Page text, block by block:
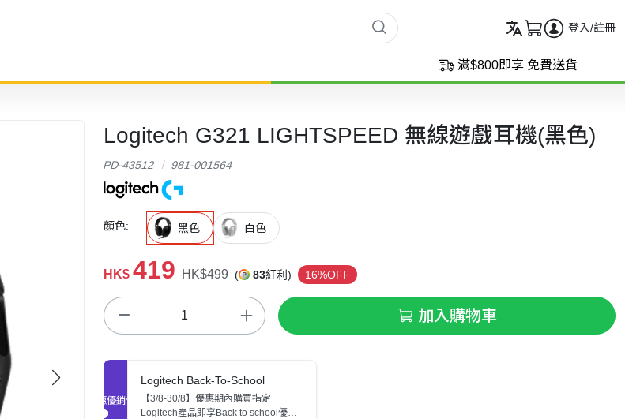
登入/註冊
滿$800即享 免費送貨
Logitech G321 LIGHTSPEED 無線遊戲耳機(黑色)
PD-43512 981-001564
顏色: 黑色 白色
HK$ 419 HK$499 ( 83紅利) 16%OFF
加入購物車
促銷優惠
Logitech Back-To-School
【3/8-30/8】優惠期內購買指定
Logitech產品即享Back to school優